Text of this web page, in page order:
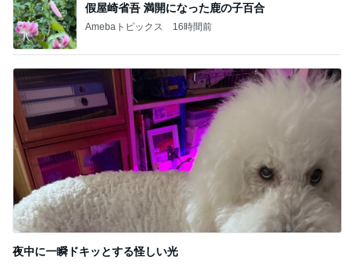
假屋崎省吾 満開になった鹿の子百合
Amebaトピックス 16時間前
夜中に一瞬ドキッとする怪しい光